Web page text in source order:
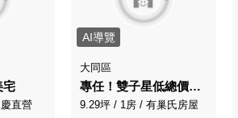
宅
直營
AI導覽
大同區
專任！雙子星低總價電梯大樓有管理
9.29坪 / 1房 / 有巢氏房屋